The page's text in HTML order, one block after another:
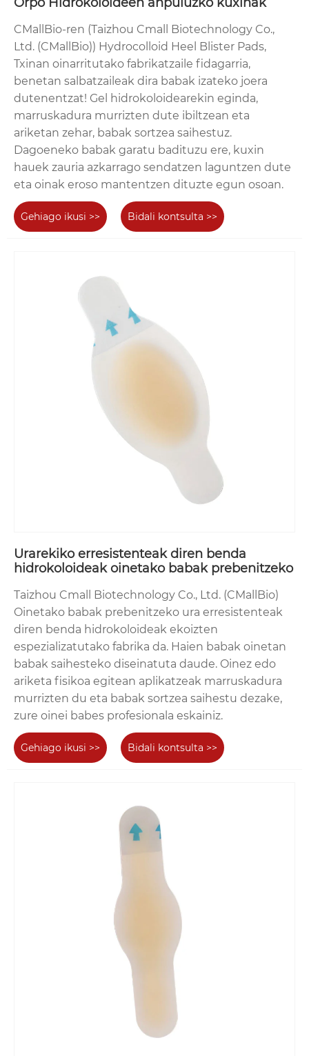
CMallBio-ren (Taizhou Cmall Biotechnology Co.,
Ltd. (CMallBio)) Hydrocolloid Heel Blister Pads,
Txinan oinarritutako fabrikatzaile fidagarria,
benetan salbatzaileak dira babak izateko joera
dutenentzat! Gel hidrokoloidearekin eginda,
marruskadura murrizten dute ibiltzean eta
ariketan zehar, babak sortzea saihestuz.
Dagoeneko babak garatu badituzu ere, kuxin
hauek zauria azkarrago sendatzen laguntzen dute
eta oinak eroso mantentzen dituzte egun osoan.
Gehiago ikusi >> Bidali kontsulta >>
Urarekiko erresistenteak diren benda
hidrokoloideak oinetako babak prebenitzeko
Taizhou Cmall Biotechnology Co., Ltd. (CMallBio)
Oinetako babak prebenitzeko ura erresistenteak
diren benda hidrokoloideak ekoizten
espezializatutako fabrika da. Haien babak oinetan
babak saihesteko diseinatuta daude. Oinez edo
ariketa fisikoa egitean aplikatzeak marruskadura
murrizten du eta babak sortzea saihestu dezake,
zure oinei babes profesionala eskainiz.
Gehiago ikusi >> Bidali kontsulta >>